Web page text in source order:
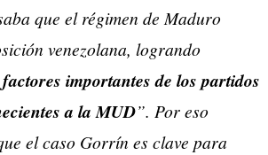
que el régimen de Maduro
venezolana, logrando
importantes de los partidos
a la MUD”. Por eso
el caso Gorrín es clave para